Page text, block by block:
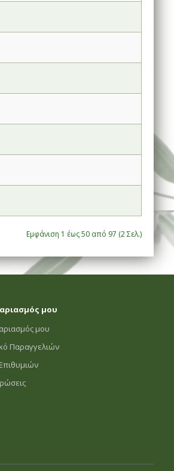
Εμφάνιση 1 έως 50 από 97 (2 Σελ.)
μου
μου
Παραγγελιών